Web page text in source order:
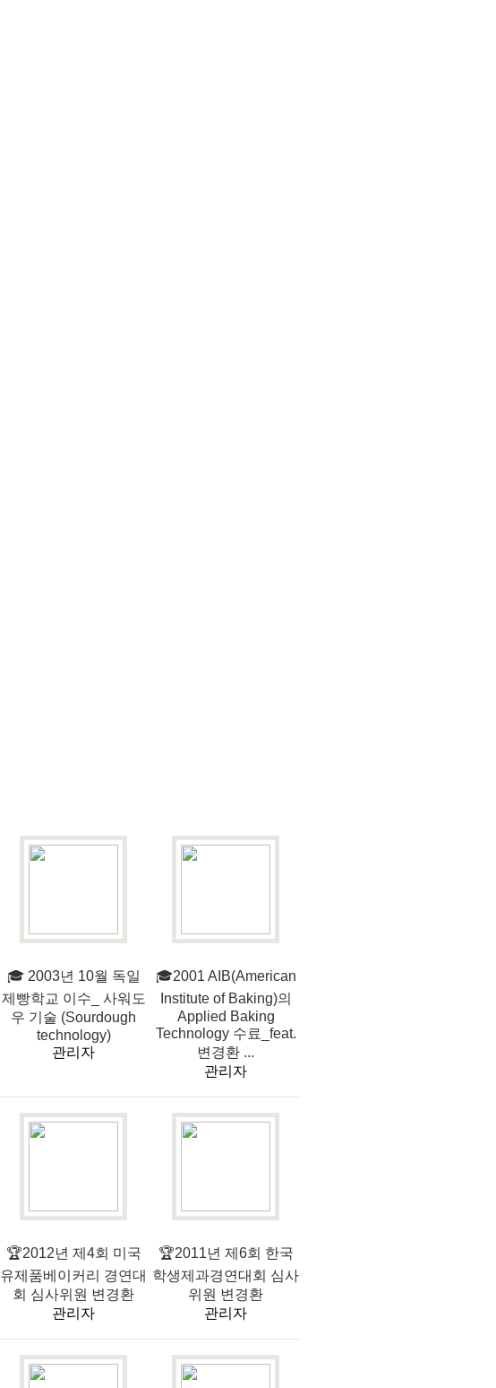
🎓 2003년 10월 독일
제빵학교 이수_ 사워도
우 기술 (Sourdough
technology)
관리자
🎓2001 AIB(American
Institute of Baking)의
Applied Baking
Technology 수료_feat.
변경환 ...
관리자
🏆2012년 제4회 미국
유제품베이커리 경연대
회 심사위원 변경환
관리자
🏆2011년 제6회 한국
학생제과경연대회 심사
위원 변경환
관리자